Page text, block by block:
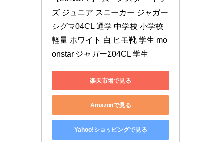
ズ ジュニア スニーカー ジャガー
シグマ04CL 通学 中学校 小学校
軽量 ホワイト 白 ヒモ靴 学生 mo
onstar ジャガーΣ04CL 学生
楽天市場で見る
Amazonで見る
Yahoo!ショッピングで見る